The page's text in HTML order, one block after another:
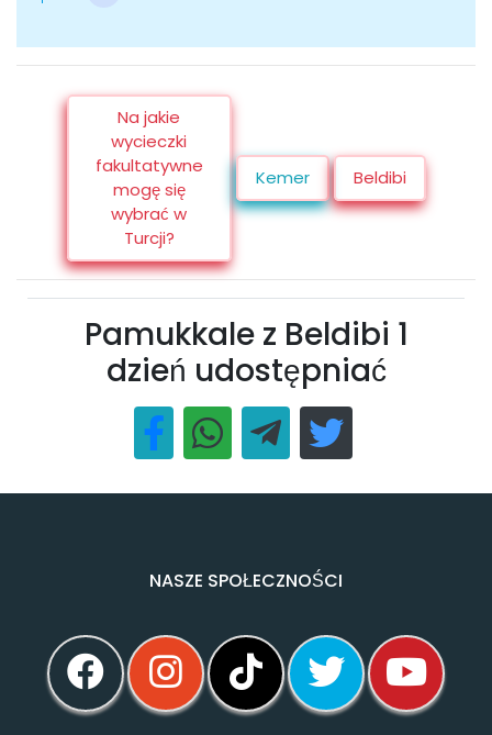
Na jakie
wycieczki
fakultatywne
mogę się
wybrać w
Turcji?
Kemer Beldibi
Pamukkale z Beldibi 1
dzień udostępniać
NASZE SPOŁECZNOŚCI